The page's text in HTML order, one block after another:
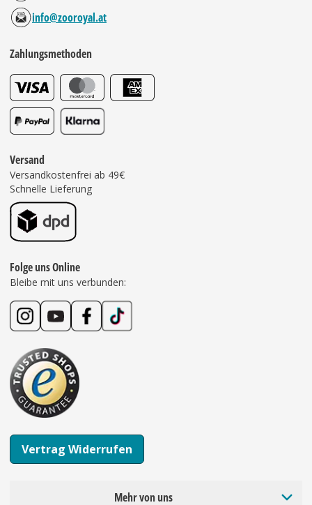
info@zooroyal.at
Zahlungsmethoden
Versand
Versandkostenfrei ab 49€
Schnelle Lieferung
Folge uns Online
Bleibe mit uns verbunden:
Vertrag Widerrufen
Mehr von uns